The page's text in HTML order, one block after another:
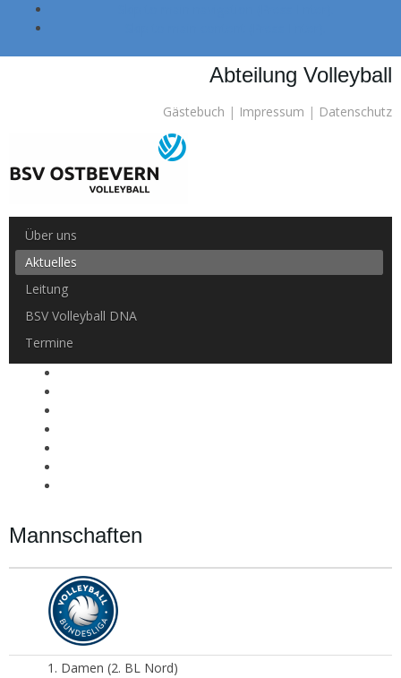
Abteilung Volleyball
Gästebuch | Impressum | Datenschutz
Über uns
Aktuelles
Leitung
BSV Volleyball DNA
Termine
Mannschaften
1. Damen (2. BL Nord)